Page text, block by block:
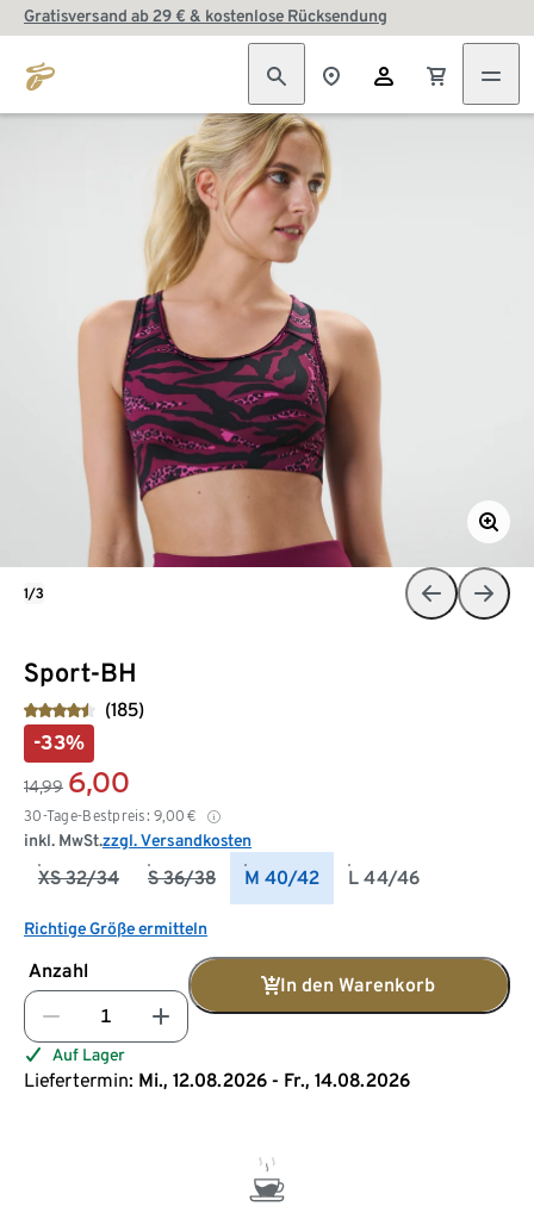
Gratisversand ab 29 € & kostenlose Rücksendung
Sport-BH
(185)
-33%
14,99 6,00
30-Tage-Bestpreis: 9,00 €
inkl. MwSt.zzgl. Versandkosten
XS 32/34 S 36/38 M 40/42 L 44/46
Richtige Größe ermitteln
Anzahl
In den Warenkorb
Auf Lager
Liefertermin: Mi., 12.08.2026 - Fr., 14.08.2026
1/3